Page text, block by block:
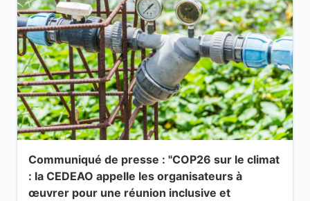
Communiqué de presse : "COP26 sur le climat
: la CEDEAO appelle les organisateurs à
œuvrer pour une réunion inclusive et